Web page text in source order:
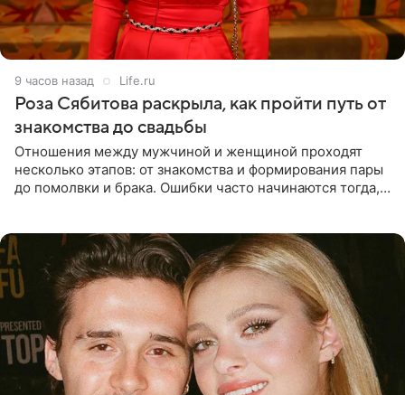
9 часов назад Life.ru
Роза Сябитова раскрыла, как пройти путь от
знакомства до свадьбы
Отношения между мужчиной и женщиной проходят
несколько этапов: от знакомства и формирования пары
до помолвки и брака. Ошибки часто начинаются тогда,